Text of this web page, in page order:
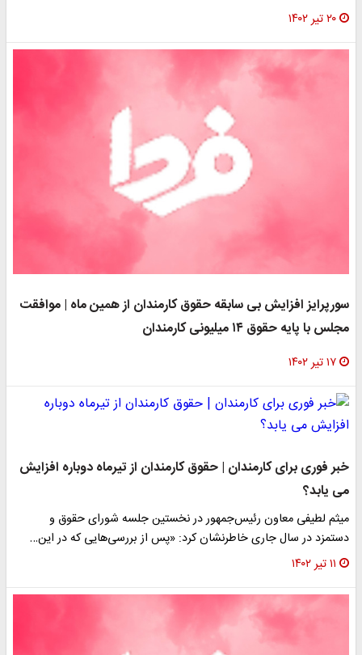
۲۰ تیر ۱۴۰۲
سورپرایز افزایش بی سابقه حقوق کارمندان از همین ماه | موافقت
مجلس با پایه حقوق ۱۴ میلیونی کارمندان
۱۷ تیر ۱۴۰۲
خبر فوری برای کارمندان | حقوق کارمندان از تیرماه دوباره افزایش
می یابد؟
میثم لطیفی معاون رئیس‌جمهور در نخستین جلسه شورای حقوق و
دستمزد در سال جاری خاطرنشان کرد: «پس از بررسی‌هایی که در این…
۱۱ تیر ۱۴۰۲